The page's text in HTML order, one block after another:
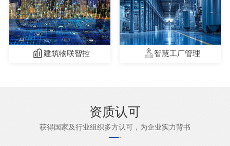
建筑物联智控 智慧工厂管理
资质认可
获得国家及行业组织多方认可，为企业实力背书